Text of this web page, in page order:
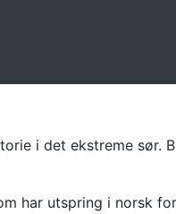
i det ekstreme sør.
har utspring i norsk